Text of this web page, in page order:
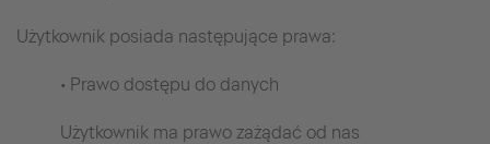
Użytkownik posiada następujące prawa:
• Prawo dostępu do danych
Użytkownik ma prawo zażądać od nas